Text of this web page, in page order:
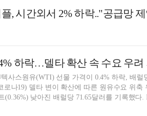
, 시간외서 2% 하락.."공급망
하락…델타 확산 속 수요 우려
사스원유(WTI) 선물 가격이 0.4% 하락, 배
로나19) 델타 변이 확산에 따른 원유수요 위
(0.36%) 낮아진 배럴당 71.65달러를 기록했다.